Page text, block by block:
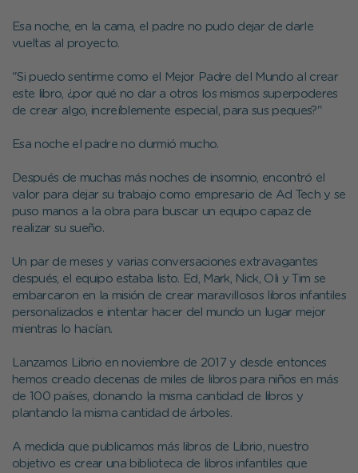
Esa noche, en la cama, el padre no pudo dejar de darle
vueltas al proyecto.
"Si puedo sentirme como el Mejor Padre del Mundo al crear
este libro, ¿por qué no dar a otros los mismos superpoderes
de crear algo, increíblemente especial, para sus peques?"
Esa noche el padre no durmió mucho.
Después de muchas más noches de insomnio, encontró el
valor para dejar su trabajo como empresario de Ad Tech y se
puso manos a la obra para buscar un equipo capaz de
realizar su sueño.
Un par de meses y varias conversaciones extravagantes
después, el equipo estaba listo. Ed, Mark, Nick, Oli y Tim se
embarcaron en la misión de crear maravillosos libros infantiles
personalizados e intentar hacer del mundo un lugar mejor
mientras lo hacían.
Lanzamos Librio en noviembre de 2017 y desde entonces
hemos creado decenas de miles de libros para niños en más
de 100 países, donando la misma cantidad de libros y
plantando la misma cantidad de árboles.
A medida que publicamos más libros de Librio, nuestro
objetivo es crear una biblioteca de libros infantiles que